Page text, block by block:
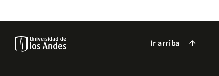
Ir arriba arrow_forward